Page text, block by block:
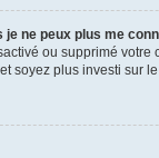
ne peux plus me
ou supprimé
soyez plus investi sur